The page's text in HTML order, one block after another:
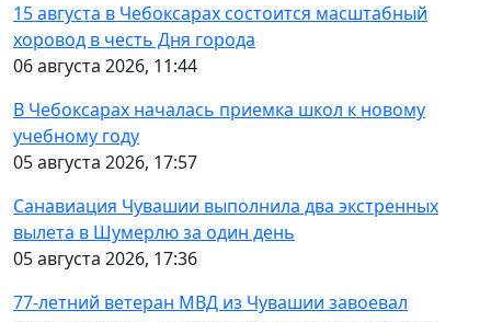
15 августа в Чебоксарах состоится масштабный
хоровод в честь Дня города
06 августа 2026, 11:44
В Чебоксарах началась приемка школ к новому
учебному году
05 августа 2026, 17:57
Санавиация Чувашии выполнила два экстренных
вылета в Шумерлю за один день
05 августа 2026, 17:36
77-летний ветеран МВД из Чувашии завоевал